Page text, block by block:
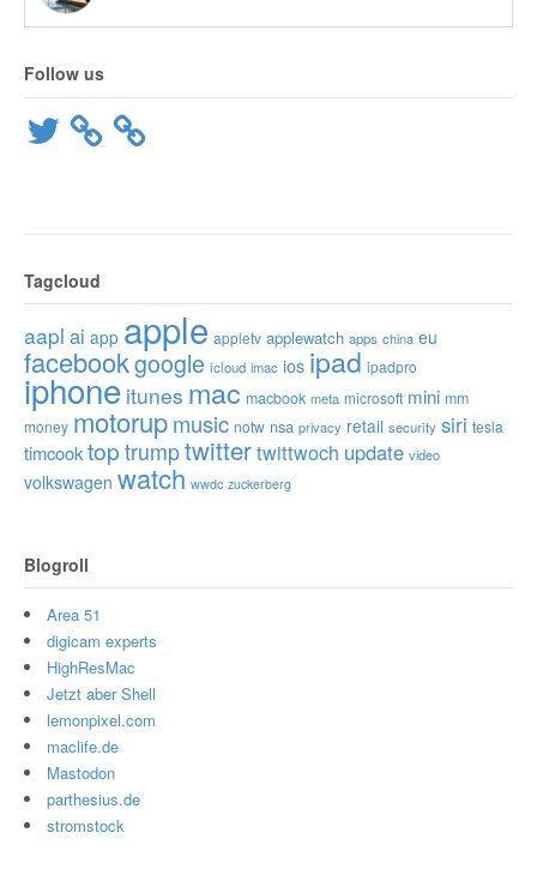
Follow us
Twitter
Tagcloud
aapl ai app apple appletv applewatch apps china eu
facebookgoogle icloud imac ios ipad ipadpro
iphone itunes mac macbook meta microsoft mini mm
money motorupmusic notw nsa privacy retail security siri tesla
timcooktop trumptwittertwittwoch update video
volkswagen watch wwdc zuckerberg
Blogroll
Area 51
digicam experts
HighResMac
Jetzt aber Shell
lemonpixel.com
maclife.de
Mastodon
parthesius.de
stromstock